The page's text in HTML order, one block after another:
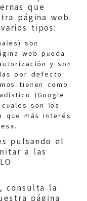
que
página web.
tipos:
son
web pueda
y son
por defecto.
tienen como
(Google
son los
que más interés
pulsando el
a las
consulta la
página
/